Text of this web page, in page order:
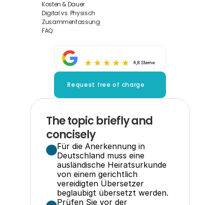
Kosten & Dauer
Digital vs. Physisch
Zusammenfassung
FAQ
4,8 Sterne
Request free of charge
The topic briefly and
concisely
Für die Anerkennung in
Deutschland muss eine
ausländische Heiratsurkunde
von einem gerichtlich
vereidigten Übersetzer
beglaubigt übersetzt werden.
Prüfen Sie vor der